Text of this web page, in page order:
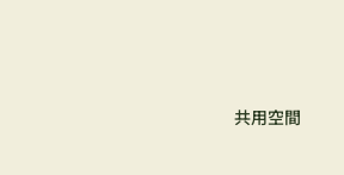
共用空間